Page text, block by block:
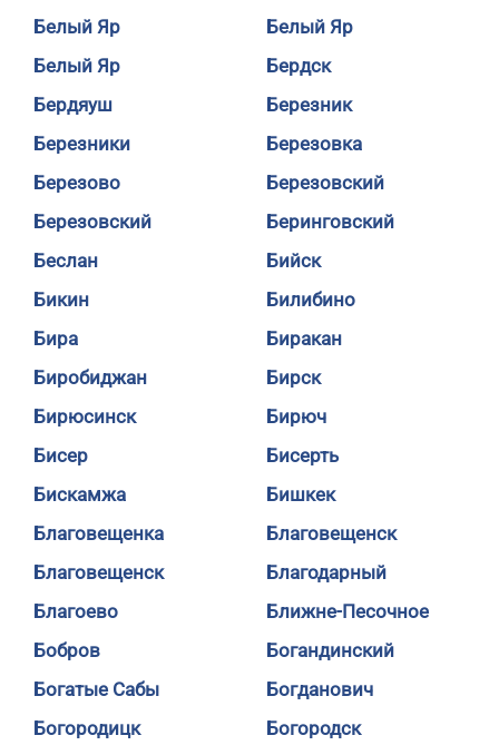
Белый Яр
Белый Яр
Белый Яр
Бердск
Бердяуш
Березник
Березники
Березовка
Березово
Березовский
Березовский
Беринговский
Беслан
Бийск
Бикин
Билибино
Бира
Биракан
Биробиджан
Бирск
Бирюсинск
Бирюч
Бисер
Бисерть
Бискамжа
Бишкек
Благовещенка
Благовещенск
Благовещенск
Благодарный
Благоево
Ближне-Песочное
Бобров
Богандинский
Богатые Сабы
Богданович
Богородицк
Богородск